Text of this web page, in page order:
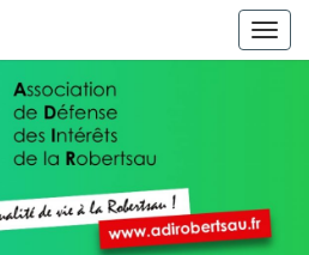
ADIR
Votre
Qualité
De Vie À